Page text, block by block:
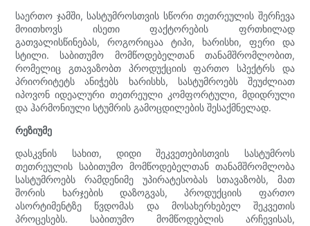
საერთო ჯამში, სასტუმროსთვის სწორი თეთრეულის შერჩევა
მოითხოვს ისეთი ფაქტორების ფრთხილად
გათვალისწინებას, როგორიცაა ტიპი, ხარისხი, ფერი და
სტილი. საბითუმო მომწოდებელთან თანამშრომლობით,
რომელიც გთავაზობთ პროდუქციის ფართო სპექტრს და
პრიორიტეტს ანიჭებს ხარისხს, სასტუმროებს შეუძლიათ
იპოვონ იდეალური თეთრეული კომფორტული, მდიდრული
და ჰარმონიული სტუმრის გამოცდილების შესაქმნელად.
რეზიუმე
დასკვნის სახით, დიდი შეკვეთებისთვის სასტუმროს
თეთრეულის საბითუმო მომწოდებელთან თანამშრომლობა
სასტუმროებს რამდენიმე უპირატესობას სთავაზობს, მათ
შორის ხარჯების დაზოგვას, პროდუქციის ფართო
ასორტიმენტზე წვდომას და მოსახერხებელ შეკვეთის
პროცესებს. საბითუმო მომწოდებლის არჩევისას,